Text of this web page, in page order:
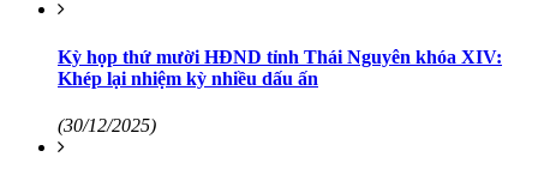
Kỳ họp thứ mười HĐND tỉnh Thái Nguyên khóa XIV:
Khép lại nhiệm kỳ nhiều dấu ấn
(30/12/2025)